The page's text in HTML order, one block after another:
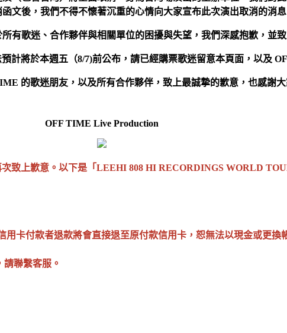
文後，我們不得不懷著沉重的心情向大家宣布此次演出取消的消息
有歌迷、合作夥伴與相關單位的困擾與失望，我們深感抱歉，並
計將於本週五（8/7)前公布，請已經購票歌迷留意本頁面，以及
的歌迷朋友，以及所有合作夥伴，致上最誠摯的歉意，也感謝大
OFF TIME Live Production
致上歉意。以下是「LEEHI 808 HI RECORDINGS WORLD
卡付款者退款將會直接退至原付款信用卡，恕無法以現金或更換
聯繫客服。